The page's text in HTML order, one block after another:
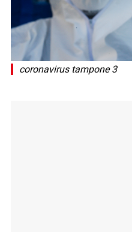
coronavirus tampone 3